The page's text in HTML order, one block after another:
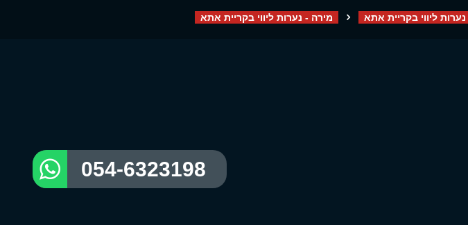
נערות ליווי בקריית אתא מירה - נערות ליווי בקריית אתא
054-6323198